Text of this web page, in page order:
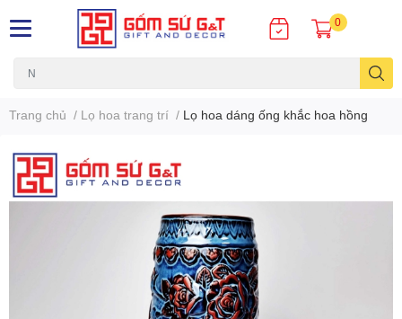
0
Trang chủ / Lọ hoa trang trí / Lọ hoa dáng ống khắc hoa hồng